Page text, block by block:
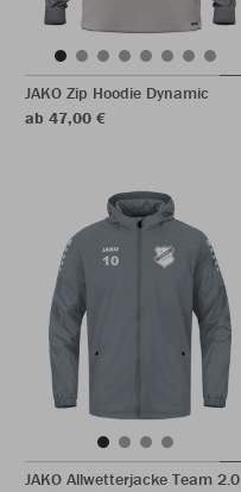
JAKO Zip Hoodie Dynamic
ab 47,00 €
JAKO Allwetterjacke Team 2.0